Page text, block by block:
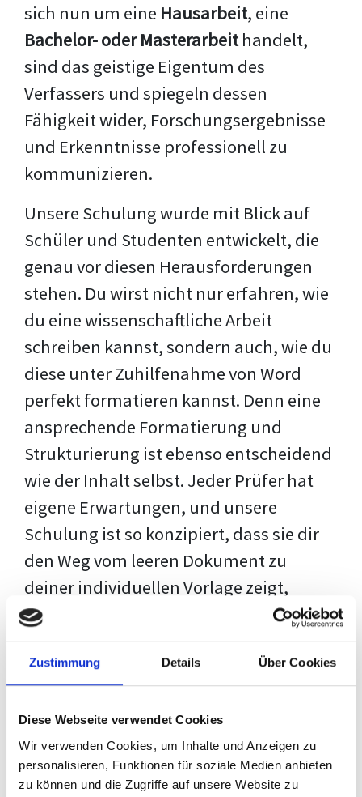
Zustimmung Details Über Cookies
Diese Webseite verwendet Cookies
Wir verwenden Cookies, um Inhalte und Anzeigen zu
personalisieren, Funktionen für soziale Medien anbieten
zu können und die Zugriffe auf unsere Website zu
sich nun um eine Hausarbeit, eine
Bachelor- oder Masterarbeithandelt,
sind das geistige Eigentum des
Verfassers und spiegeln dessen
Fähigkeit wider, Forschungsergebnisse
und Erkenntnisse professionell zu
kommunizieren.
Unsere Schulung wurde mit Blick auf
Schüler und Studenten entwickelt, die
genau vor diesen Herausforderungen
stehen. Du wirst nicht nur erfahren, wie
du eine wissenschaftliche Arbeit
schreiben kannst, sondern auch, wie du
diese unter Zuhilfenahme von Word
perfekt formatieren kannst. Denn eine
ansprechende Formatierung und
Strukturierung ist ebenso entscheidend
wie der Inhalt selbst. Jeder Prüfer hat
eigene Erwartungen, und unsere
Schulung ist so konzipiert, dass sie dir
den Weg vom leeren Dokument zu
deiner individuellen Vorlage zeigt,
anstatt eine Einheitslösung zu bieten.
Der Prozess des wissenschaftlichen
Schreibens kann ohne das richtige
denTechniken und Strategiendieses
Kurses, wird die Formatierung deiner